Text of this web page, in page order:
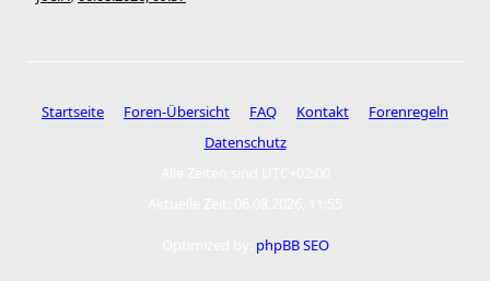
Startseite Foren-Übersicht FAQ Kontakt
Forenregeln
Datenschutz
phpBB SEO